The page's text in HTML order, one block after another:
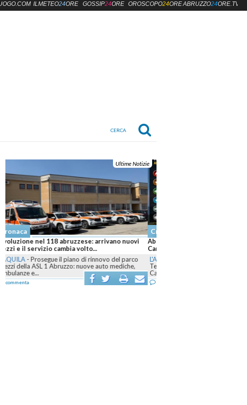
Ultime Notizie
Cronaca
Abruzzo brucia ancora, sei fronti attivi e
Canadair mobilitati contro le fiamme
L'AQUILA-Dall’Aquilano al Pescarese e al
Teramano, volontari, mezzi terrestri, elicotteri e
Canadair sono...
commenta
ILMETEO24ORE GOSSIP24ORE OROSCOPO24OREABRUZZO24ORE.TV